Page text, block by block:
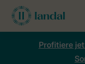
Profitiere